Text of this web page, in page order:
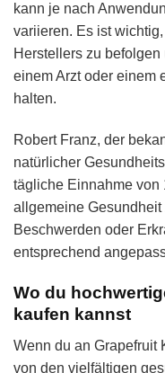
kann je nach
variieren. Es ist
Herstellers zu
einem Arzt oder einem
halten.
Robert Franz, der
natürlicher
tägliche Einnahme von
allgemeine
Beschwerden oder
entsprechend
Wo du
kaufen kannst
Wenn du an Grapefruit
von den vielfältigen